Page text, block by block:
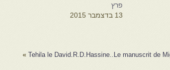
פרץ
13 בדצמבר 2015
Tehila le David.R.D.Hassine..Le manuscrit de
»